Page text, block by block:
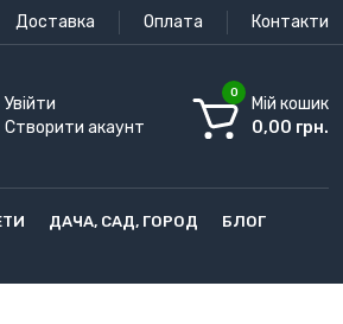
Доставка Оплата Контакти
Увійти
Створити акаунт
0
Мій кошик
0,00 грн.
ДАЧА, САД, ГОРОД БЛОГ